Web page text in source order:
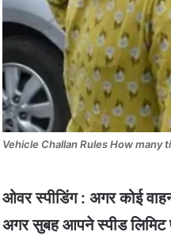
Vehicle Challan Rules How many
ओवर स्पीडिंग: अगर कोई
अगर सुबह आपने स्पीड लिमिट